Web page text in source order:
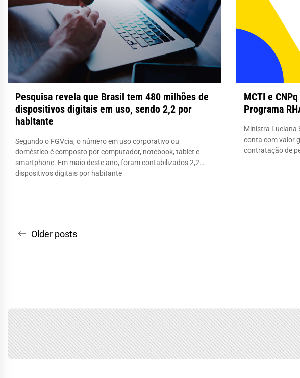
Pesquisa revela que Brasil tem 480 milhões de
dispositivos digitais em uso, sendo 2,2 por
habitante
Segundo o FGVcia, o número em uso corporativo ou
doméstico é composto por computador, notebook, tablet e
smartphone. Em maio deste ano, foram contabilizados 2,2
dispositivos digitais por habitante
MCTI e
Programa
Ministra Luciana
conta com valor
contratação de
Navegação
Older posts